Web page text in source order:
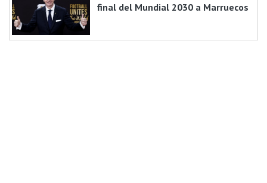
final del Mundial 2030 a Marruecos